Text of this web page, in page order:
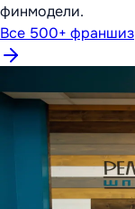
финмодели.
Все 500+ франшиз